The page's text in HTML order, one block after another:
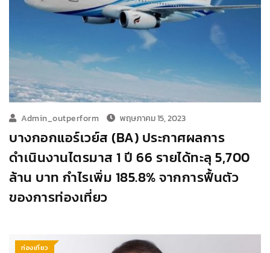
Admin_outperform พฤษภาคม 15, 2023
บางกอกแอร์เวย์ส (BA) ประกาศผลการ
ดำเนินงานไตรมาส 1 ปี 66 รายได้ทะลุ 5,700
ล้าน บาท กำไรเพิ่ม 185.8% จากการฟื้นตัว
ของการท่องเที่ยว
ท่องเที่ยว